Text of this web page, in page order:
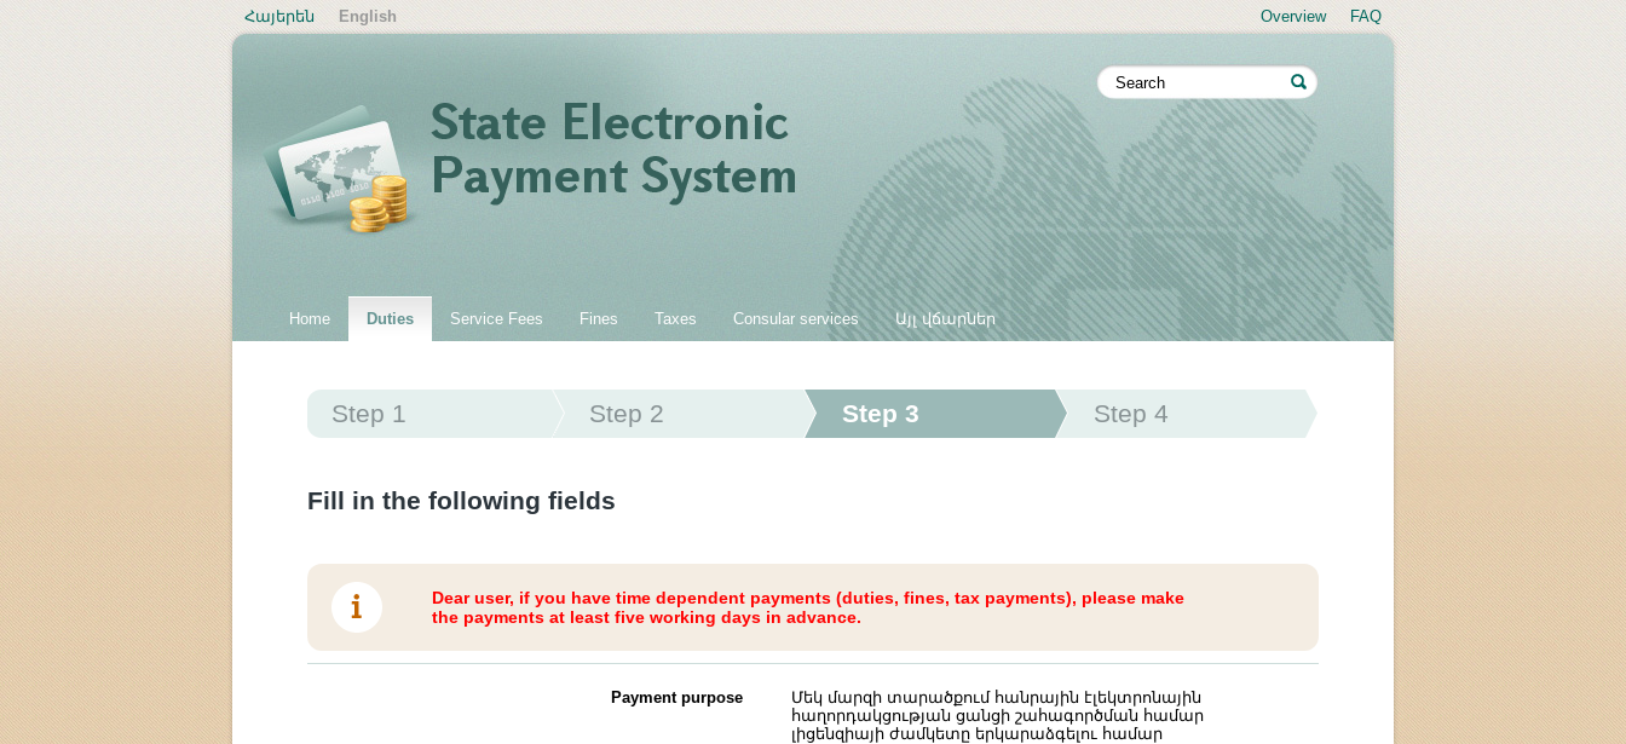
Հայերեն English Overview FAQ
Home Duties Service Fees Fines Taxes Consular services Այլ վճարներ
Step 1 Step 2 Step 3 Step 4
Fill in the following fields
Dear user, if you have time dependent payments (duties, fines, tax payments), please make
the payments at least five working days in advance.
Payment purpose
Մեկ մարզի տարածքում հանրային էլեկտրոնային
հաղորդակցության ցանցի շահագործման համար
լիցենզիայի ժամկետը երկարաձգելու համար